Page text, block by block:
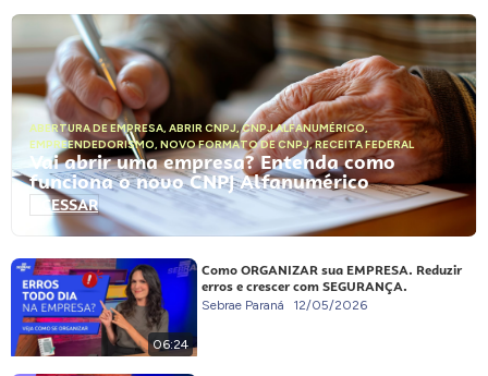
ABERTURA DE EMPRESA, ABRIR CNPJ,CNPJ ALFANUMÉRICO,
EMPREENDEDORISMO, NOVO FORMATO DE CNPJ,RECEITA FEDERAL
Vai abrir uma empresa? Entenda como
funciona o novo CNPJ Alfanumérico
ACESSAR
06:24
Como ORGANIZAR sua EMPRESA. Reduzir
erros e crescer com SEGURANÇA.
Sebrae Paraná 12/05/2026